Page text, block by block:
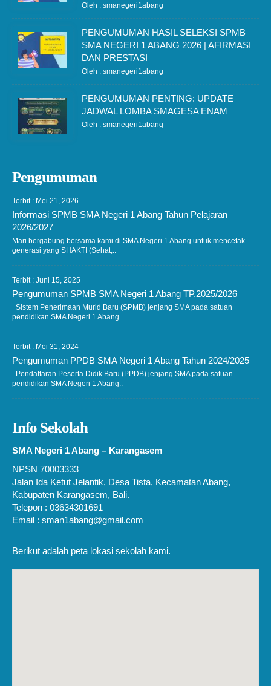
Oleh : smanegeri1abang
PENGUMUMAN HASIL SELEKSI SPMB
SMA NEGERI 1 ABANG 2026 | AFIRMASI
DAN PRESTASI
Oleh : smanegeri1abang
PENGUMUMAN PENTING: UPDATE
JADWAL LOMBA SMAGESA ENAM
Oleh : smanegeri1abang
Pengumuman
Terbit : Mei 21, 2026
Informasi SPMB SMA Negeri 1 Abang Tahun Pelajaran
2026/2027
Mari bergabung bersama kami di SMA Negeri 1 Abang untuk mencetak
generasi yang SHAKTI (Sehat,..
Terbit : Juni 15, 2025
Pengumuman SPMB SMA Negeri 1 Abang TP.2025/2026
Sistem Penerimaan Murid Baru (SPMB) jenjang SMA pada satuan
pendidikan SMA Negeri 1 Abang..
Terbit : Mei 31, 2024
Pengumuman PPDB SMA Negeri 1 Abang Tahun 2024/2025
Pendaftaran Peserta Didik Baru (PPDB) jenjang SMA pada satuan
pendidikan SMA Negeri 1 Abang..
Info Sekolah
SMA Negeri 1 Abang – Karangasem
NPSN 70003333
Jalan Ida Ketut Jelantik, Desa Tista, Kecamatan Abang,
Kabupaten Karangasem, Bali.
Telepon : 03634301691
Email : sman1abang@gmail.com
Berikut adalah peta lokasi sekolah kami.